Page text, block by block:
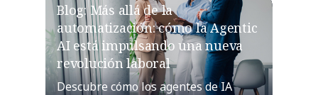
Blog: Más allá de la
automatización: cómo la Agentic
AI está impulsando una nueva
revolución laboral
Descubre cómo los agentes de IA